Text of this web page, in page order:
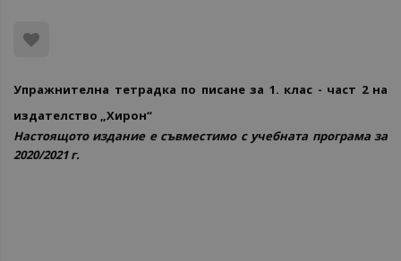
Упражнителна тетрадка по писане за 1. клас - част 2 на
издателство „Хирон“
Настоящото издание е съвместимо с учебната програма за
2020/2021 г.